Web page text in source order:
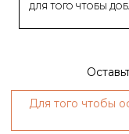
ДЛЯ ТОГО ЧТОБЫ
Для того чтобы